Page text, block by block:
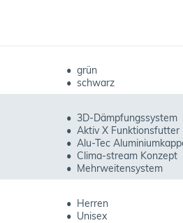
• grün
• schwarz
• 3D-Dämpfungssystem
• Aktiv X Funktionsfutter
• Alu-Tec
• Clima-stream Konzept
• Mehrweitensystem
• Herren
• Unisex